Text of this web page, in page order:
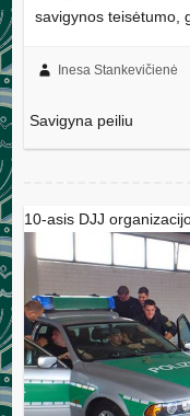
savigynos teisėtumo,
Inesa Stankevičienė
Savigyna peiliu
10-asis DJJ